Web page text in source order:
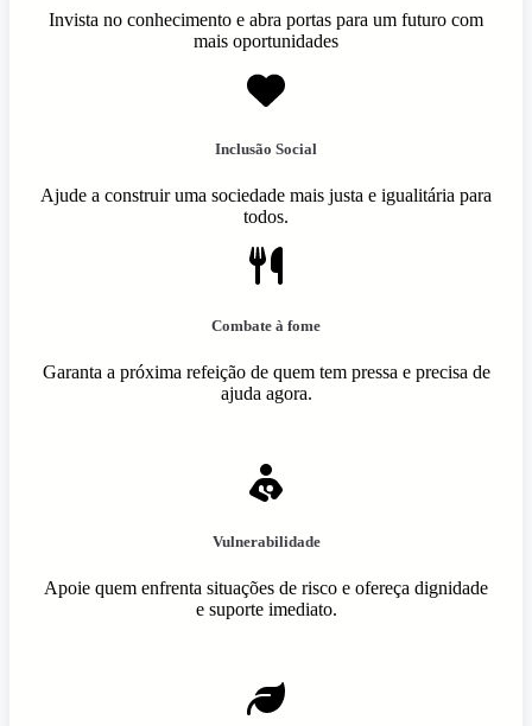
Invista no conhecimento e abra portas para um futuro com
mais oportunidades
Inclusão Social
Ajude a construir uma sociedade mais justa e igualitária para
todos.
Combate à fome
Garanta a próxima refeição de quem tem pressa e precisa de
ajuda agora.
Vulnerabilidade
Apoie quem enfrenta situações de risco e ofereça dignidade
e suporte imediato.